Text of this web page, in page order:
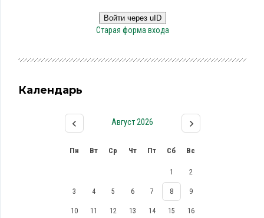
Войти через uID
Старая форма входа
Календарь
Август 2026
Пн Вт Ср Чт Пт Сб Вс
1 2
3 4 5 6 7 8 9
10 11 12 13 14 15 16